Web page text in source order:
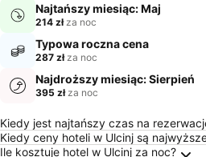
Najtańszy miesiąc: Maj
214 złza noc
Typowa roczna cena
287 złza noc
Najdroższy miesiąc: Sierpień
395 złza noc
Najczęściej Zadawane
Kiedy jest najtańszy czas na
Kiedy ceny hoteli w Ulcinj są
Ile kosztuje hotel w Ulcinj za noc?